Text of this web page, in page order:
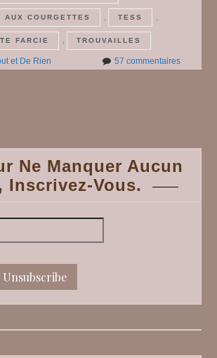
AUX COURGETTES , TESS ,
FARCIE , TROUVAILLES
et De Rien 57 commentairessur
Ne Manquer Aucun
Inscrivez-Vous.